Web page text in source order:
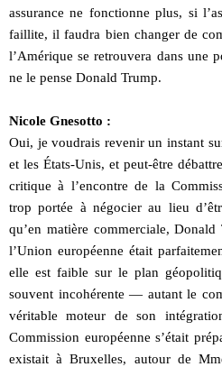
assurance ne fonctionne plus, si
faillite, il faudra bien changer de
l’Amérique se retrouvera dans une
ne le pense Donald Trump.
Nicole Gnesotto :
Oui, je voudrais revenir un instant
et les États-Unis, et peut-être
critique à l’encontre de la
trop portée à négocier au lieu
qu’en matière commerciale,
l’Union européenne était
elle est faible sur le plan
souvent incohérente — autant le
véritable moteur de son
Commission européenne s’était
existait à Bruxelles, autour de